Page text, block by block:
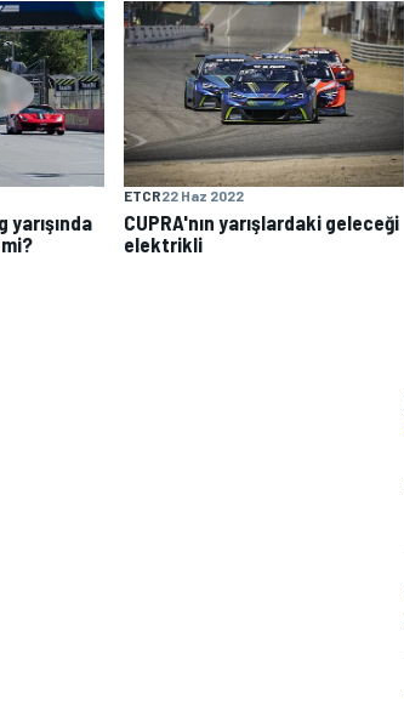
ETCR22 Haz 2022
CUPRA'nın yarışlardaki geleceği
elektrikli